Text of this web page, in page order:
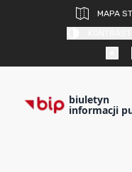
MAPA
biuletyn
informacji